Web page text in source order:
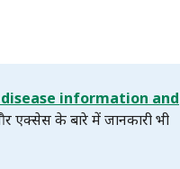
information and
एक्सेस के बारे में जानकारी भी